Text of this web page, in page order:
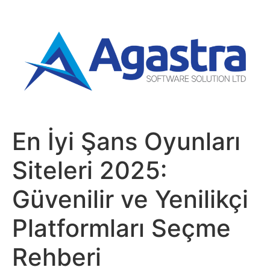
En İyi Şans Oyunları
Siteleri 2025:
Güvenilir ve Yenilikçi
Platformları Seçme
Rehberi